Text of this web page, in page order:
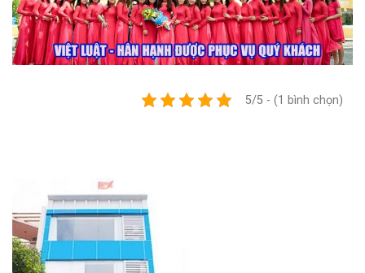
5/5 - (1 bình chọn)